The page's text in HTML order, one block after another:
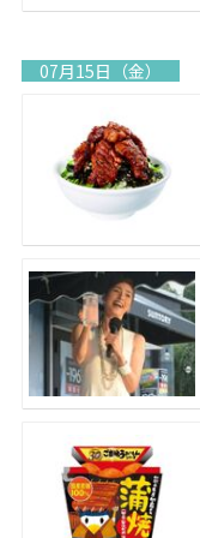
07月15日（金）